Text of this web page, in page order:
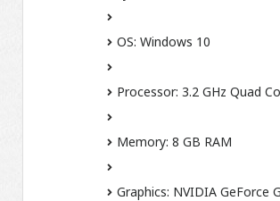
OS: Windows 10
Processor: 3.2 GHz Quad
Memory: 8 GB RAM
Graphics: NVIDIA GeForce